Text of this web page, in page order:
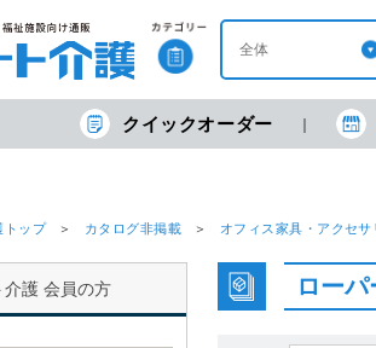
クイックオーダー
トップ カタログ非掲載 オフィス家具・アクセサ
介護 会員の方 ロー